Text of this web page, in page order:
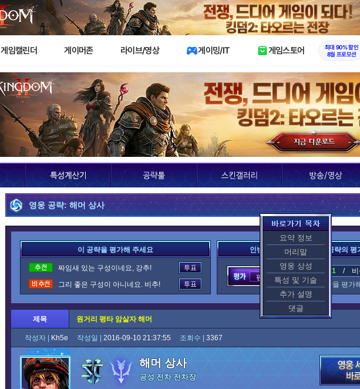
X
게임캘린더 게이머존 라이브/영상 게이밍/IT 게임스토어
최대 90% 할인
8월 프로모션
영웅 공략: 해머 상사
이 공략을 평가해 주세요 인벤 여러분이 평가한 이 공략의 평
짜임새 있는 구성이네요, 강추!
그리 좋은 구성이 아니네요. 비추!
평가중
추천 : 1 / 비
이 공략을 평가
제목 원거리 평타 암살자 해머
작성자 | Kh5e 작성일 | 2016-09-10 21:37:55 조회수 | 3367
해머 상사
공성 전차 전차장
요약 정보
머리말
영웅 상성
특성 및 기술
추가 설명
댓글